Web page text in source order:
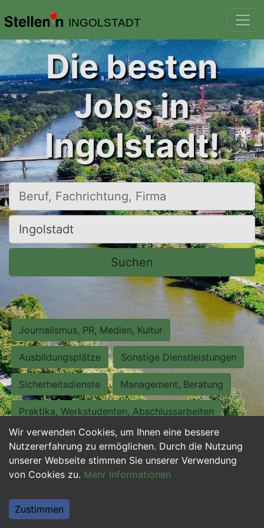
INGOLSTADT
Wir verwenden Cookies, um Ihnen eine bessere
Nutzererfahrung zu ermöglichen. Durch die Nutzung
unserer Webseite stimmen Sie unserer Verwendung
von Cookies zu. Mehr Informationen
Zustimmen
Die besten
Jobs in
Ingolstadt!
Beruf, Fachrichtung, Firma
Ort, Stadt
Suchen
Journalismus, PR, Medien, Kultur
Ausbildungsplätze Sonstige Dienstleistungen
Sicherheitsdienste Management, Beratung
Praktika, Werkstudenten, Abschlussarbeiten
Personalwesen Assistenz, Sekretariat
Hilfskräfte, Aushilfs- und Nebenjobs
Weiterbildung, Studium, duale Ausbildung